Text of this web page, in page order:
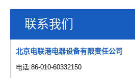
联系我们
北京电联港电器设备有限责任公司
电话:86-010-60332150